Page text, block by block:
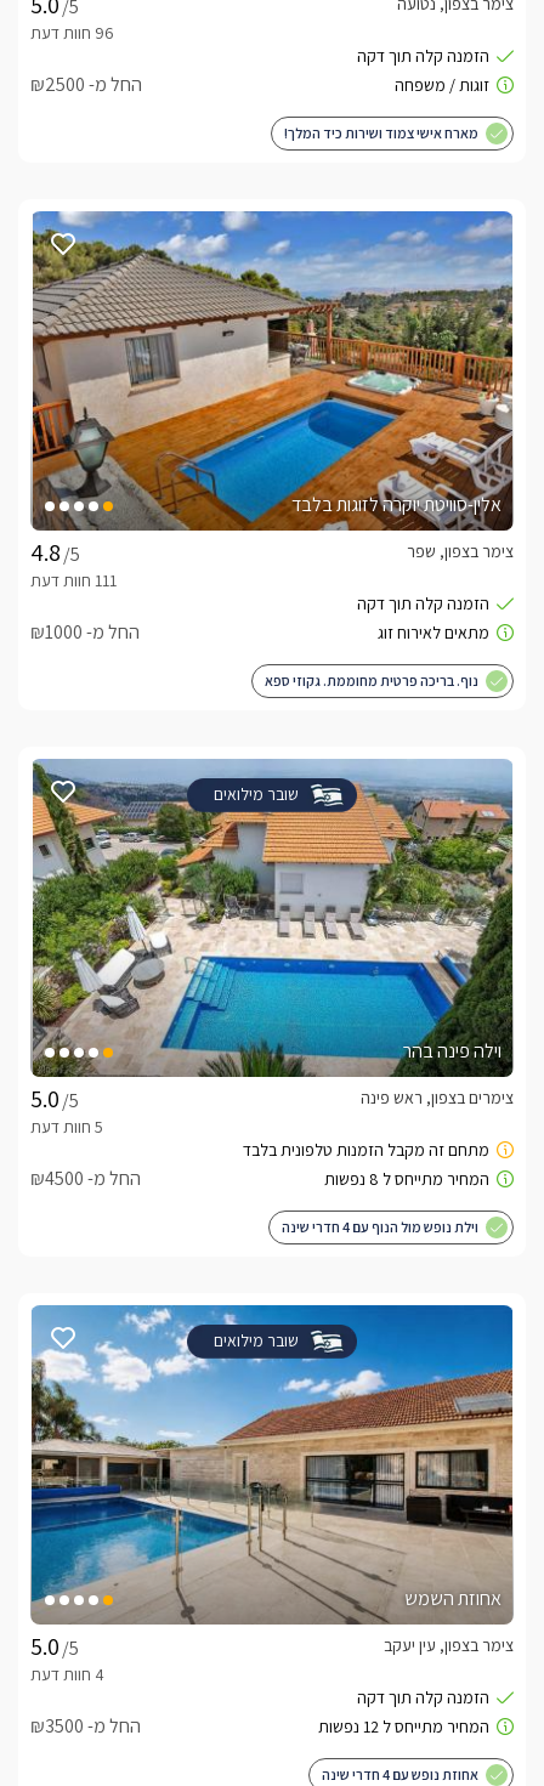
/5
החל מ- ₪2500
מארח אישי צמוד ושירות כיד המלך!
אלין-סוויטת יוקרה לזוגות בלבד
/5
צימר בצפון, שפר
החל מ- ₪1000
נוף. בריכה פרטית מחוממת. גקוזי ספא
שובר מילואים
וילה פינה בהר
/5
צימרים בצפון, ראש פינה
החל מ- ₪4500
וילת נופש מול הנוף עם 4 חדרי שינה
שובר מילואים
אחוזת השמש
/5
צימר בצפון, עין יעקב
החל מ- ₪3500
אחוזת נופש עם 4 חדרי שינה